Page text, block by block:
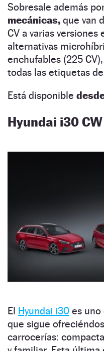
Sobresale además
mecánicas, que van
CV a varias
alternativas
enchufables (225
todas las etiquetas de
Está disponible
Hyundai i30 CW
El Hyundai i30 es uno
que sigue
carrocerías: